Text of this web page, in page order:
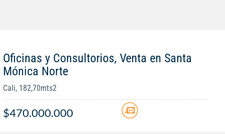
Oficinas y Consultorios, Venta en Santa
Mónica Norte
Cali, 182,70mts2
$470.000.000